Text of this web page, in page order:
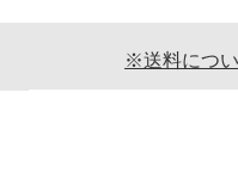
※送料につ